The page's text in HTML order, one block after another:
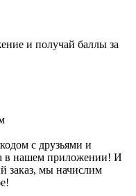
и получай баллы за
с друзьями и
в нашем приложении! И
заказ, мы начислим